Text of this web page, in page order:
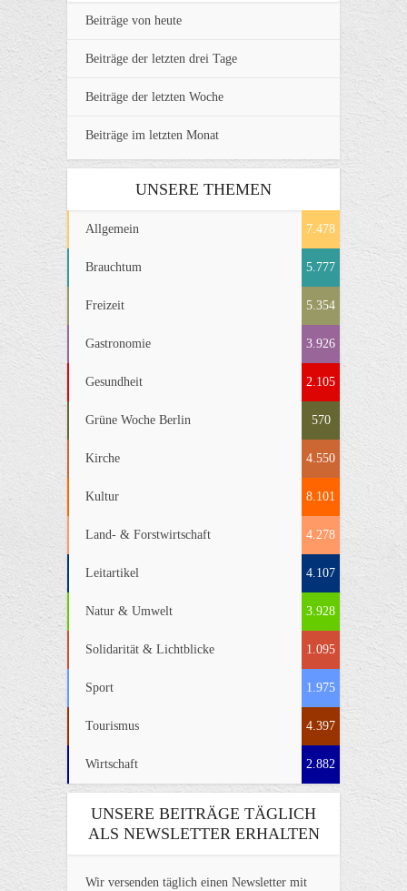
Beiträge von heute
Beiträge der letzten drei Tage
Beiträge der letzten Woche
Beiträge im letzten Monat
UNSERE THEMEN
Allgemein 7.478
Brauchtum 5.777
Freizeit 5.354
Gastronomie 3.926
Gesundheit 2.105
Grüne Woche Berlin 570
Kirche 4.550
Kultur 8.101
Land- & Forstwirtschaft 4.278
Leitartikel 4.107
Natur & Umwelt 3.928
Solidarität & Lichtblicke 1.095
Sport 1.975
Tourismus 4.397
Wirtschaft 2.882
UNSERE BEITRÄGE TÄGLICH
ALS NEWSLETTER ERHALTEN
Wir versenden täglich einen Newsletter mit